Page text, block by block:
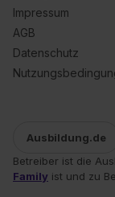
Impressum
AGB
Datenschutz
Ausbildung.de
Betreiber ist die
Family ist und zu